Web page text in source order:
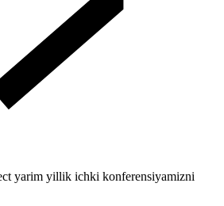
yarim yillik ichki konferensiyamizni